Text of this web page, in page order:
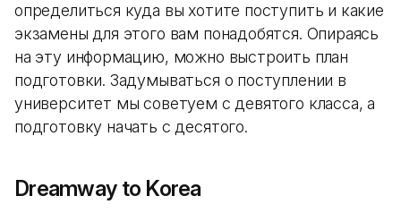
определиться куда вы хотите поступить и какие
экзамены для этого вам понадобятся. Опираясь
на эту информацию, можно выстроить план
подготовки. Задумываться о поступлении в
университет мы советуем с девятого класса, а
подготовку начать с десятого.
Dreamway to Korea